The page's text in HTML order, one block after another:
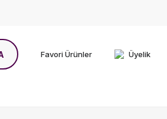
Favori Ürünler Üyelik